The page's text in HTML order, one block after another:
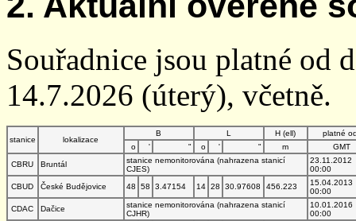
Souřadnice jsou platné od
14.7.2026 (úterý), včetně.
stanice lokalizace
B L H (ell)
platné
o
' " o ' " m
GMT
CBRU
Bruntál
stanice nemonitorována (nahrazena stanicí
CJES)
23.11.2012
00:00
CBUD
České Budějovice 48 58 3.47154 14 28 30.97608 456.223
15.04.2013
00:00
CDAC
Dačice
stanice nemonitorována (nahrazena stanicí
CJHR)
10.01.2016
00:00